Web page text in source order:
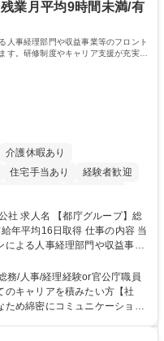
業月平均9時間未満/有
人事経理部門や収益事業等のフロント
。研修制度やキャリア支援が充実し
介護休暇あり
住宅手当あり
経験者歓迎
補助あり
】総
日取得 仕事の内容 当
よる人事経理部門や収益事業
務をお任せいたします。研修
詳細 【業務詳細】■
運営に係る管理業務 ■収益部
口広場の「イベントコーナ
務/人事/経理経験or官公庁職員
キャリアを積みたい方【社
ため綿密にコミュニケーション